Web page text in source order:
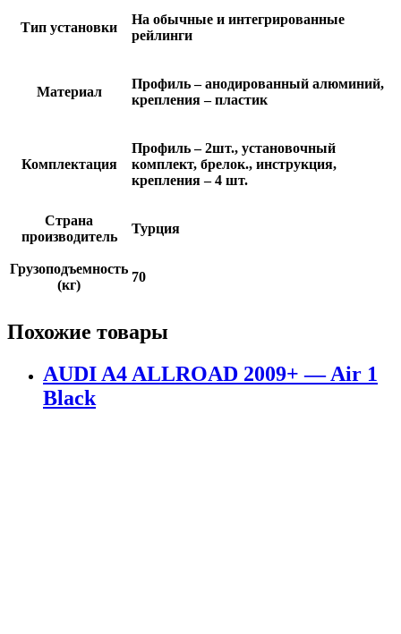
Тип установки
На обычные и интегрированные
рейлинги
Материал
Профиль – анодированный алюминий,
крепления – пластик
Комплектация
Профиль – 2шт., установочный
комплект, брелок., инструкция,
крепления – 4 шт.
Страна
производитель
Турция
Грузоподъемность
(кг)
70
Похожие товары
AUDI A4 ALLROAD 2009+ — Air 1
Black